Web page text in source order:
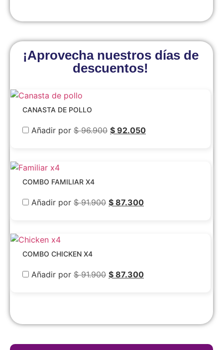
¡Aprovecha nuestros días de
descuentos!
CANASTA DE POLLO
Añadir por $96.900 $ 92.050
COMBO FAMILIAR X4
Añadir por $91.900 $ 87.300
COMBO CHICKEN X4
Añadir por $91.900 $ 87.300